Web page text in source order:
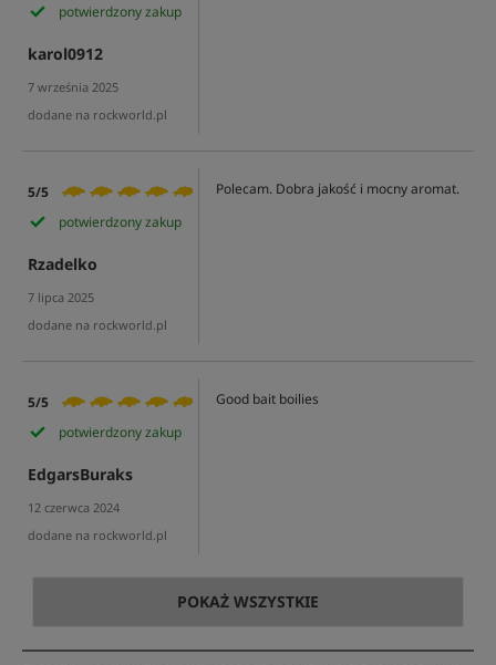
potwierdzony zakup
karol0912
7 września 2025
dodane na rockworld.pl
5/5
potwierdzony zakup
Rzadelko
7 lipca 2025
dodane na rockworld.pl
Polecam. Dobra jakość i mocny aromat.
5/5
potwierdzony zakup
EdgarsBuraks
12 czerwca 2024
dodane na rockworld.pl
Good bait boilies
POKAŻ WSZYSTKIE